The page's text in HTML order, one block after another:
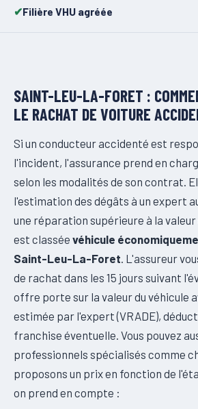
Filière VHU agréée
SAINT-LEU-LA-FORET :
LE RACHAT DE VOITURE
Si un conducteur accidenté est
l'incident, l'assurance prend en
selon les modalités de son contrat.
l'estimation des dégâts à un expert
une réparation supérieure à la
est classée véhicule
Saint-Leu-La-Foret . L'assureur
de rachat dans les 15 jours suivant
offre porte sur la valeur du véhicule
estimée par l'expert (VRADE),
franchise éventuelle. Vous pouvez
professionnels spécialisés comme
proposons un prix en fonction de
on prend en compte :